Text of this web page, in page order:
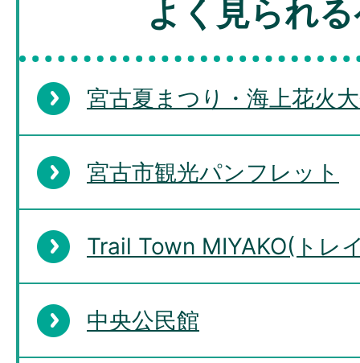
よく見られ
宮古夏まつり・海上花火
宮古市観光パンフレット
Trail Town MIYAKO(トレ
中央公民館